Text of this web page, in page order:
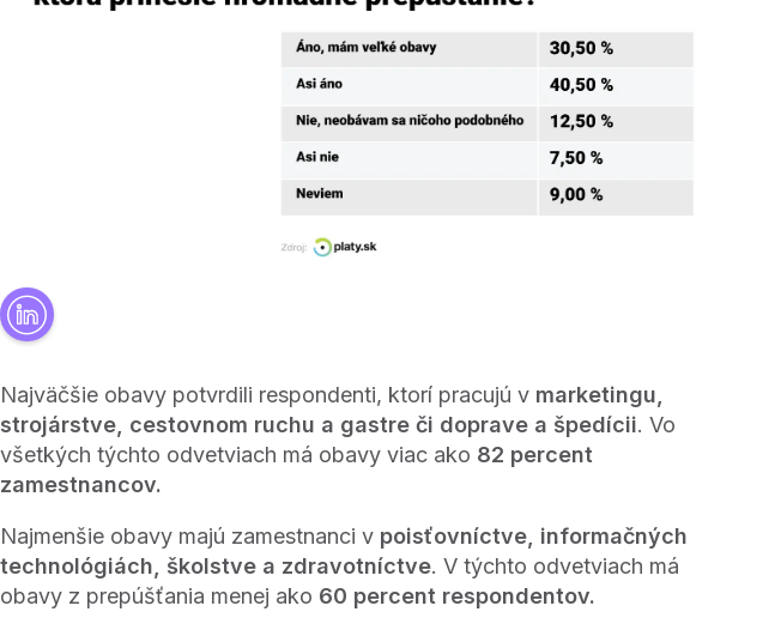
Najväčšie obavy potvrdili respondenti, ktorí pracujú v marketingu,
strojárstve, cestovnom ruchu a gastre či doprave a špedícii. Vo
všetkých týchto odvetviach má obavy viac ako 82 percent
zamestnancov.
Najmenšie obavy majú zamestnanci v poisťovníctve, informačných
technológiách, školstve a zdravotníctve. V týchto odvetviach má
obavy z prepúšťania menej ako 60 percent respondentov.